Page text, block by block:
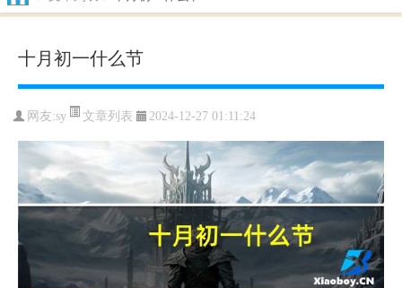
十月初一什么节
网友:sy 文章列表 2024-12-27 01:11:24